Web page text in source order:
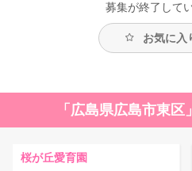
募集が終了して
お気に入
「広島県広島市東
桜が丘愛育園